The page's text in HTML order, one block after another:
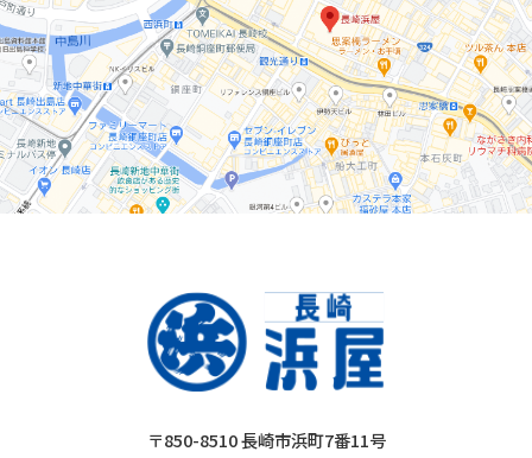
〒850-8510 長崎市浜町7番11号